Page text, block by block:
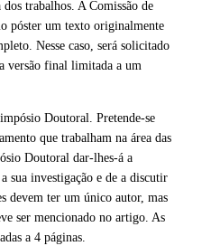
trabalhos. A Comissão de
póster um texto originalmente
Nesse caso, será solicitado
versão final limitada a um
Doutoral. Pretende-se
que trabalham na área das
Doutoral dar-lhes-á a
sua investigação e de a discutir
devem ter um único autor, mas
ser mencionado no artigo. As
a 4 páginas.